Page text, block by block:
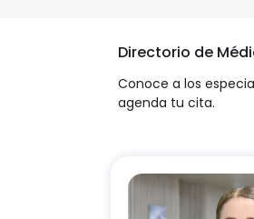
Directorio de
Conoce a los
agenda tu cita.